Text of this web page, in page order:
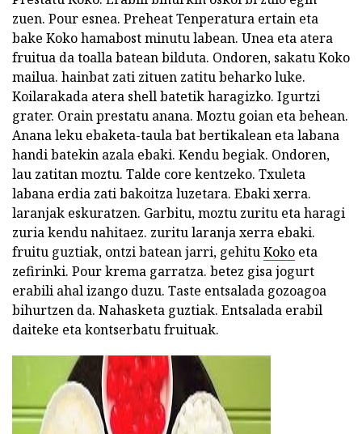
zuen. Pour esnea. Preheat Tenperatura ertain eta
bake Koko hamabost minutu labean. Unea eta atera
fruitua da toalla batean bilduta. Ondoren, sakatu Koko
mailua. hainbat zati zituen zatitu beharko luke.
Koilarakada atera shell batetik haragizko. Igurtzi
grater. Orain prestatu anana. Moztu goian eta behean.
Anana leku ebaketa-taula bat bertikalean eta labana
handi batekin azala ebaki. Kendu begiak. Ondoren,
lau zatitan moztu. Talde core kentzeko. Txuleta
labana erdia zati bakoitza luzetara. Ebaki xerra.
laranjak eskuratzen. Garbitu, moztu zuritu eta haragi
zuria kendu nahitaez. zuritu laranja xerra ebaki.
fruitu guztiak, ontzi batean jarri, gehituKoko eta
zefirinki. Pour krema garratza. betez gisa jogurt
erabili ahal izango duzu. Taste entsalada gozoagoa
bihurtzen da. Nahasketa guztiak. Entsalada erabil
daiteke eta kontserbatu fruituak.